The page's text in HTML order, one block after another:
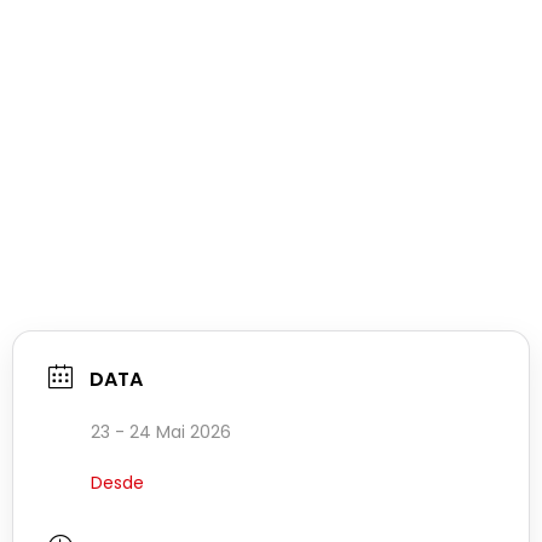
DATA
23 - 24 Mai 2026
Desde